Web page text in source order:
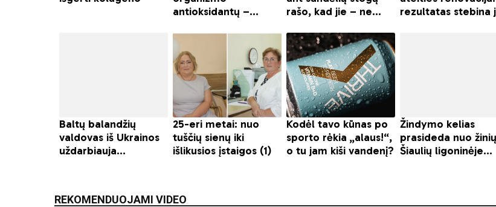
REKOMENDUOJAMI VIDEO